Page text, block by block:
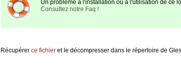
Un problème à l'installation ou à l'utilisation de ce
Consultez notre Faq !
Récupérer ce fichier et le décompresser dans le répertoire de